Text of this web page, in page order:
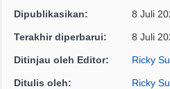
Dipublikasikan: 8 Juli
Terakhir diperbarui: 8 Juli
Ditinjau oleh Editor: Ricky
Ditulis oleh: Ricky